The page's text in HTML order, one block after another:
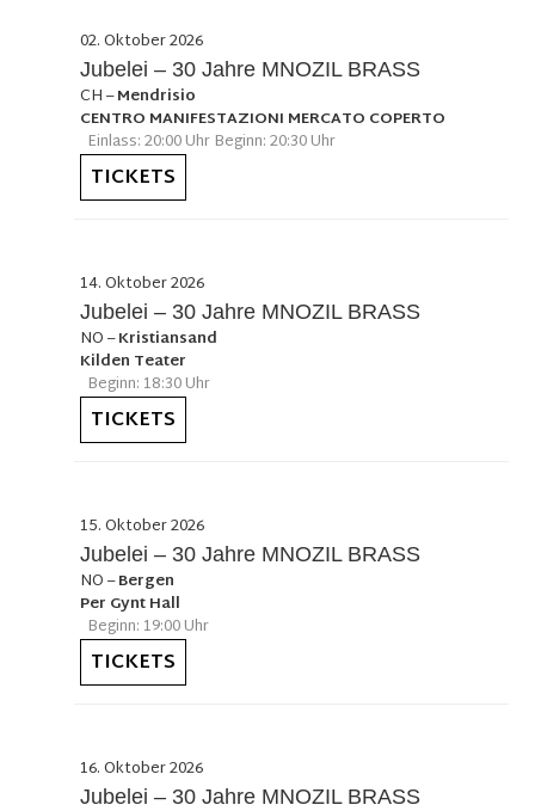
02. Oktober 2026
Jubelei – 30 Jahre MNOZIL BRASS
CH–Mendrisio
CENTRO MANIFESTAZIONI MERCATO COPERTO
Einlass: 20:00 Uhr Beginn: 20:30 Uhr
TICKETS
14. Oktober 2026
Jubelei – 30 Jahre MNOZIL BRASS
NO–Kristiansand
Kilden Teater
Beginn: 18:30 Uhr
TICKETS
15. Oktober 2026
Jubelei – 30 Jahre MNOZIL BRASS
NO–Bergen
Per Gynt Hall
Beginn: 19:00 Uhr
TICKETS
16. Oktober 2026
Jubelei – 30 Jahre MNOZIL BRASS